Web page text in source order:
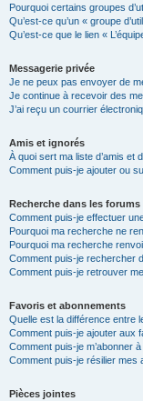
Pourquoi certains groupes
Qu’est-ce qu’un « groupe
Qu’est-ce que le lien «
Messagerie privée
Je ne peux pas envoyer de
Je continue à recevoir des
J’ai reçu un courrier
Amis et ignorés
À quoi sert ma liste d’amis et
Comment puis-je ajouter ou
Recherche dans les forums
Comment puis-je effectuer
Pourquoi ma recherche ne
Pourquoi ma recherche
Comment puis-je rechercher
Comment puis-je retrouver
Favoris et abonnements
Quelle est la différence entre
Comment puis-je ajouter aux
Comment puis-je m’abonner
Comment puis-je résilier mes
Pièces jointes